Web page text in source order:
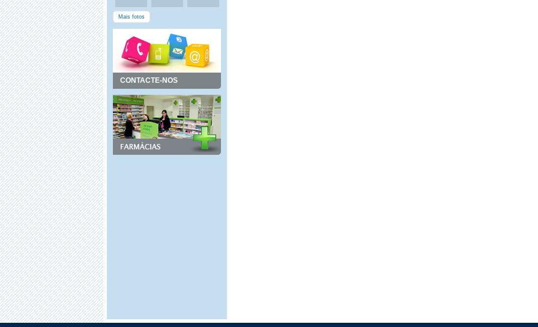
Mais fotos
CONTACTE-NOS